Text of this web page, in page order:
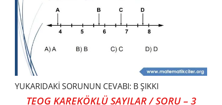
YUKARIDAKİ SORUNUN CEVABI: B ŞIKKI
TEOG KAREKÖKLÜ SAYILAR / SORU – 3